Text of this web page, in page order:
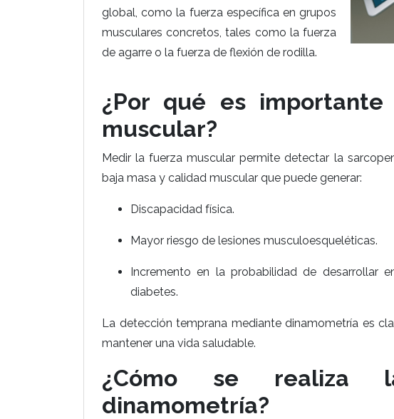
global, como la fuerza específica en grupos
musculares concretos, tales como la fuerza
de agarre o la fuerza de flexión de rodilla.
¿Por qué es
muscular?
Medir la fuerza muscular permite detectar la
baja masa y calidad muscular que puede generar:
Discapacidad física.
Mayor riesgo de lesiones musculoesqueléticas.
Incremento en la probabilidad de desarrollar
diabetes.
La detección temprana mediante dinamometría es
mantener una vida saludable.
¿Cómo se realiza
dinamometría?